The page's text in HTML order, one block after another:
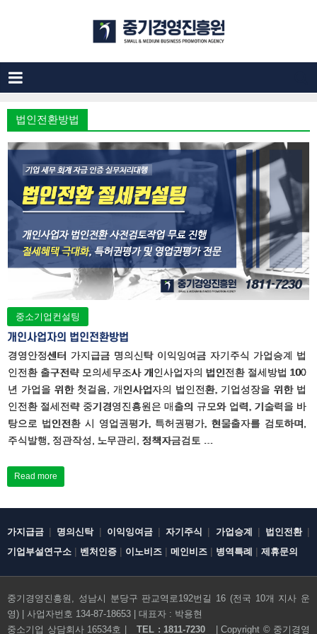
전화문의하기
법인전환방법
중소기업컨설팅
개인사업자의 법인전환방법
경영안정센터 가지급금 명의신탁 이익잉여금 자기주식 가업승계 법
인전환 출구전략 모의세무조사 개인사업자의 법인전환 절세방법 100
년 가업을 위한 첫걸음, 개인사업자의 법인전환, 기업성장을 위한 법
인전환 절세전략 중기경영진흥원은 매출의 규모와 업력, 기술력을 바
탕으로 법인전환 시 영업권평가, 특허권평가, 현물출자를 검토하며,
주식발행, 정관작성, 노무관리, 정책자금검토 …
Read more
가지급금 | 명의신탁| 이익잉여금|자기주식 | 가업승계 | 법인전환|
기업부설연구소 | 벤처인증 | 이노비즈 | 메인비즈 | 병역특례 | 제휴문의
중기경영진흥원, 성남시 분당구 판교역로192번길 16 (전국 10개 지사 운
영) | 사업자번호 134-87-18653 | 대표자 : 박용현
중소기업 상담회사 16534호 |
TEL : 1811-7230 | Copyright © 중기경영